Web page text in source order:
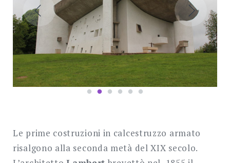
Le prime costruzioni in calcestruzzo armato
risalgono alla seconda metà del XIX secolo.